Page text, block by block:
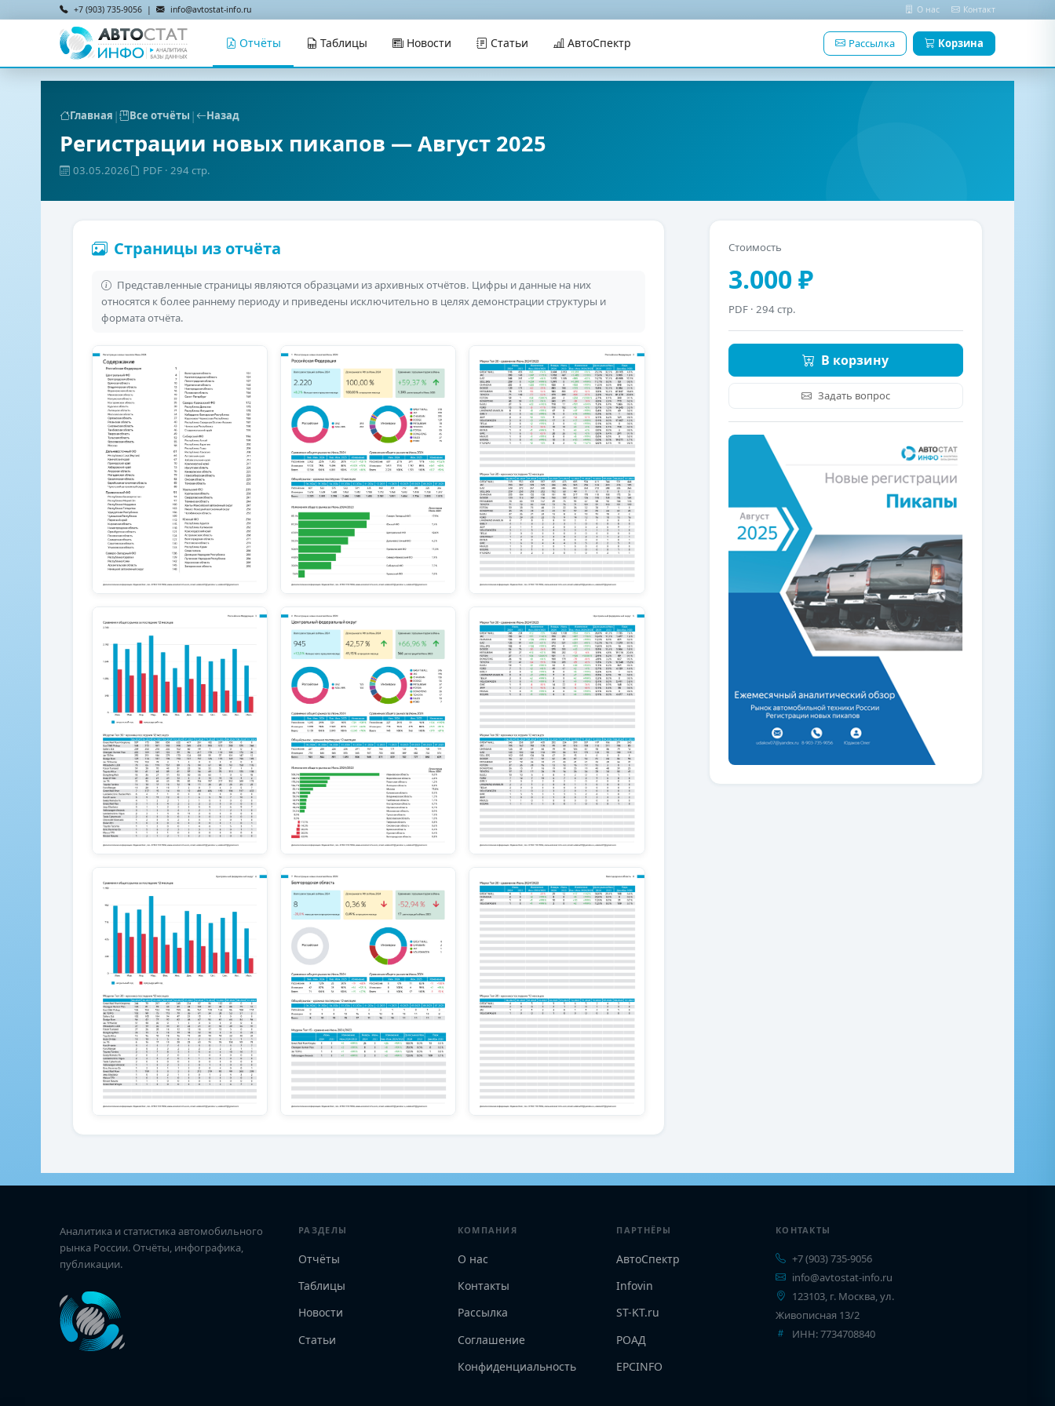
+7 (903) 735-9056 | info@avtostat-info.ru О нас Контакт
Отчёты Таблицы Новости Статьи АвтоСпектр Рассылка Корзина
Главная | Все отчёты | Назад
Регистрации новых пикапов — Август 2025
03.05.2026 PDF · 294 стр.
Страницы из отчёта
Представленные страницы являются образцами из архивных отчётов. Цифры и данные на них
относятся к более раннему периоду и приведены исключительно в целях демонстрации структуры и
формата отчёта.
Стоимость
3.000 ₽
PDF · 294 стр.
В корзину
Задать вопрос
Аналитика и статистика автомобильного
рынка России. Отчёты, инфографика,
публикации.
РАЗДЕЛЫ
Отчёты
Таблицы
Новости
Статьи
КОМПАНИЯ
О нас
Контакты
Рассылка
Соглашение
Конфиденциальность
ПАРТНЁРЫ
АвтоСпектр
Infovin
ST-KT.ru
РОАД
EPCINFO
КОНТАКТЫ
+7 (903) 735-9056
info@avtostat-info.ru
123103, г. Москва, ул.
Живописная 13/2
ИНН: 7734708840